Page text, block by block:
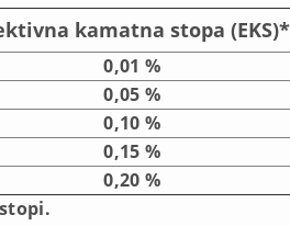
kamatna stopa (EKS)*
0,01 %
0,05 %
0,10 %
0,15 %
0,20 %